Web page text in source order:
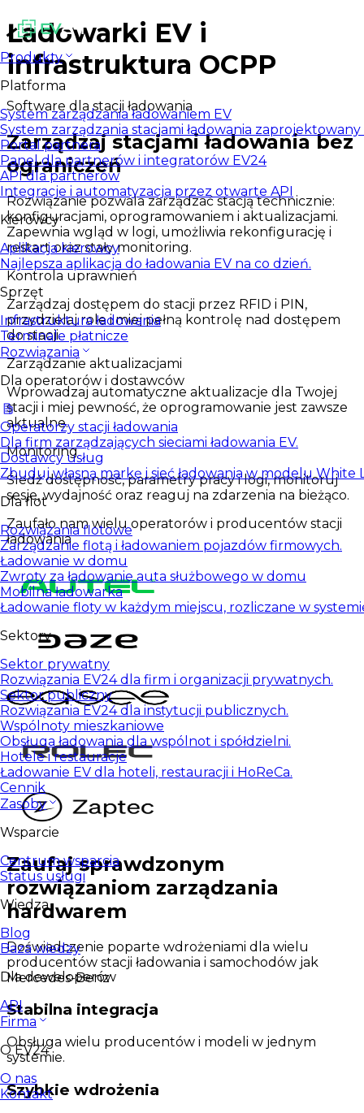
Produkty
Platforma
System zarządzania ładowaniem EV
System zarządzania stacjami ładowania zaprojektowany
Portal partnera
Panel dla partnerów i integratorów EV24
API dla partnerów
Integracje i automatyzacja przez otwarte API
Kierowcy
Aplikacja kierowcy
Najlepsza aplikacja do ładowania EV na co dzień.
Sprzęt
Infrastruktura ładowania
Terminale płatnicze
Rozwiązania
Dla operatorów i dostawców
Operatorzy stacji ładowania
Dla firm zarządzających sieciami ładowania EV.
Dostawcy usług
Zbuduj własną markę i sieć ładowania w modelu White
Dla flot
Rozwiązania flotowe
Zarządzanie flotą i ładowaniem pojazdów firmowych.
Ładowanie w domu
Zwroty za ładowanie auta służbowego w domu
Mobilna ładowarka
Ładowanie floty w każdym miejscu, rozliczane w
Sektory
Sektor prywatny
Rozwiązania EV24 dla firm i organizacji prywatnych.
Sektor publiczny
Rozwiązania EV24 dla instytucji publicznych.
Wspólnoty mieszkaniowe
Obsługa ładowania dla wspólnot i spółdzielni.
Hotele i restauracje
Ładowanie EV dla hoteli, restauracji i HoReCa.
Cennik
Zasoby
Wsparcie
Centrum wsparcia
Status usługi
Wiedza
Blog
Baza wiedzy
Dla deweloperów
API
Firma
O EV24
O nas
Kontakt
Ładowarki EV i
infrastruktura OCPP
Software dla stacji ładowania
Zarządzaj stacjami ładowania bez
ograniczeń
Rozwiązanie pozwala zarządzać stacją technicznie:
konfiguracjami, oprogramowaniem i aktualizacjami.
Zapewnia wgląd w logi, umożliwia rekonfigurację i
restart oraz stały monitoring.
Kontrola uprawnień
Zarządzaj dostępem do stacji przez RFID i PIN,
przydzielaj role i miej pełną kontrolę nad dostępem
do stacji.
Zarządzanie aktualizacjami
Wprowadzaj automatyczne aktualizacje dla Twojej
stacji i miej pewność, że oprogramowanie jest zawsze
aktualne.
Monitoring
Śledź dostępność, parametry pracy i logi, monitoruj
sesje, wydajność oraz reaguj na zdarzenia na bieżąco.
Zaufało nam wielu operatorów i producentów stacji
ładowania
Zaufaj sprawdzonym
rozwiązaniom zarządzania
hardwarem
Doświadczenie poparte wdrożeniami dla wielu
producentów stacji ładowania i samochodów jak
Mercedes-Benz
Stabilna integracja
Obsługa wielu producentów i modeli w jednym
systemie.
Szybkie wdrożenia